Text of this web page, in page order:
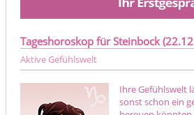
Tageshoroskop für Steinbock
Aktive Gefühlswelt
Ihre Gefühlswelt
sonst schon ein